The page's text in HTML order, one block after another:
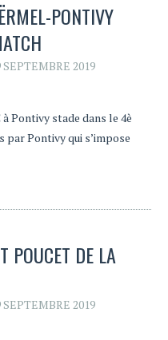
PONTIVY
SEPTEMBRE 2019
Pontivy stade dans le 4è
par Pontivy qui s’impose
POUCET DE LA
SEPTEMBRE 2019